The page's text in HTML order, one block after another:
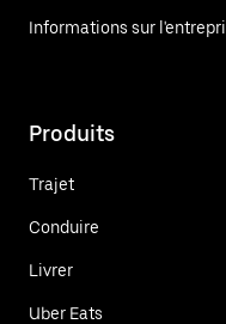
Informations sur
Produits
Trajet
Conduire
Livrer
Uber Eats